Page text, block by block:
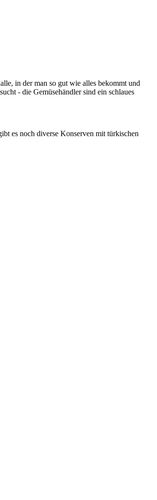
in der man so gut wie alles bekommt und
- die Gemüsehändler sind ein schlaues
es noch diverse Konserven mit türkischen